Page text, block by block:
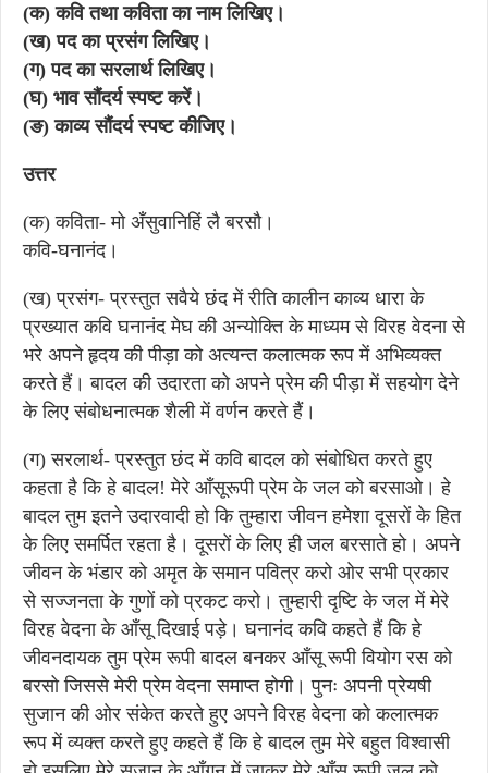
(क) कवि तथा कविता का नाम लिखिए।
(ख) पद का प्रसंग लिखिए।
(ग) पद का सरलार्थ लिखिए।
(घ) भाव सौंदर्य स्पष्ट करें।
(ङ) काव्य सौंदर्य स्पष्ट कीजिए।
उत्तर
(क) कविता- मो अँसुवानिहिं लै बरसौ।
कवि-घनानंद।
(ख) प्रसंग- प्रस्तुत सवैये छंद में रीति कालीन काव्य धारा के
प्रख्यात कवि घनानंद मेघ की अन्योक्ति के माध्यम से विरह वेदना से
भरे अपने हृदय की पीड़ा को अत्यन्त कलात्मक रूप में अभिव्यक्त
करते हैं। बादल की उदारता को अपने प्रेम की पीड़ा में सहयोग देने
के लिए संबोधनात्मक शैली में वर्णन करते हैं।
(ग) सरलार्थ- प्रस्तुत छंद में कवि बादल को संबोधित करते हुए
कहता है कि हे बादल! मेरे आँसूरूपी प्रेम के जल को बरसाओ। हे
बादल तुम इतने उदारवादी हो कि तुम्हारा जीवन हमेशा दूसरों के हित
के लिए समर्पित रहता है। दूसरों के लिए ही जल बरसाते हो। अपने
जीवन के भंडार को अमृत के समान पवित्र करो ओर सभी प्रकार
से सज्जनता के गुणों को प्रकट करो। तुम्हारी दृष्टि के जल में मेरे
विरह वेदना के आँसू दिखाई पड़े। घनानंद कवि कहते हैं कि हे
जीवनदायक तुम प्रेम रूपी बादल बनकर आँसू रूपी वियोग रस को
बरसो जिससे मेरी प्रेम वेदना समाप्त होगी। पुनः अपनी प्रेयषी
सुजान की ओर संकेत करते हुए अपने विरह वेदना को कलात्मक
रूप में व्यक्त करते हुए कहते हैं कि हे बादल तुम मेरे बहुत विश्वासी